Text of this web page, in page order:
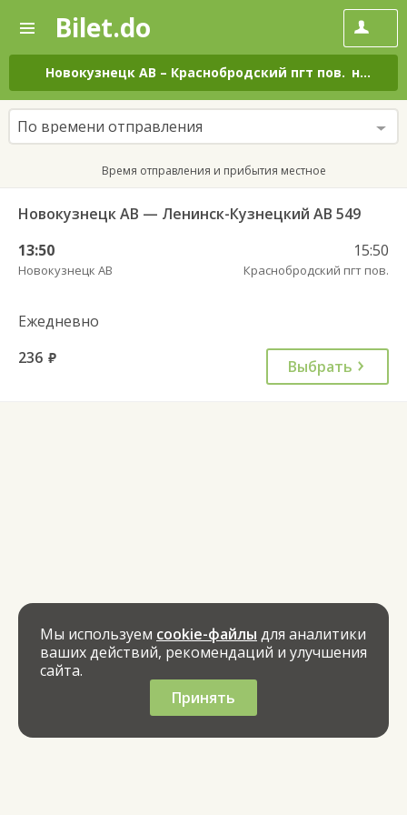
—
Поиск
и
покупка
билетов
на
автобус
онлайн
Bilet.do
Новокузнецк АВ – Краснобродский пгт пов. на все дни
По времени отправления
Время отправления и прибытия местное
Новокузнецк АВ — Ленинск-Кузнецкий АВ 549
13:50
Новокузнецк АВ
15:50
Краснобродский пгт пов.
Ежедневно
236 руб. Выбрать
Мы используем cookie-файлы для аналитики
ваших действий, рекомендаций и улучшения
сайта.
Принять